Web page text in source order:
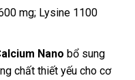
mg; Lysine 1100
Nano bổ sung
chất thiết yếu cho cơ